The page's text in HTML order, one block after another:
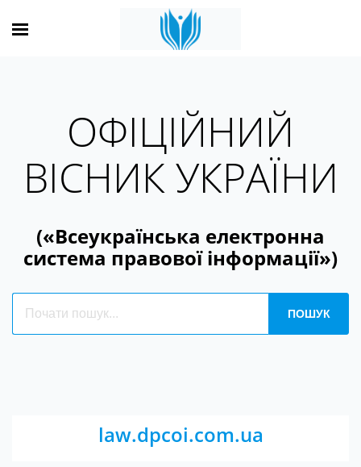
ОФІЦІЙНИЙ
ВІСНИК УКРАЇНИ
(«Всеукраїнська електронна
система правової інформації»)
law.dpcoi.com.ua